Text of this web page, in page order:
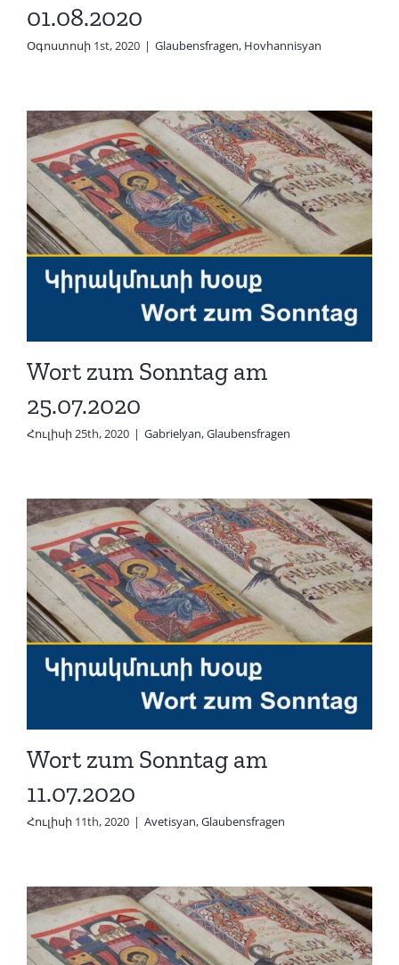
01.08.2020
Օգոստոսի 1st, 2020 | Glaubensfragen, Hovhannisyan
Wort zum Sonntag am
25.07.2020
Հուլիսի 25th, 2020 | Gabrielyan,Glaubensfragen
Wort zum Sonntag am
11.07.2020
Հուլիսի 11th, 2020 | Avetisyan,Glaubensfragen